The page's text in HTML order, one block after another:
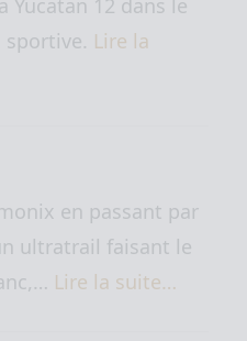
Lire la
en passant par
ultratrail faisant le
Lire la suite…